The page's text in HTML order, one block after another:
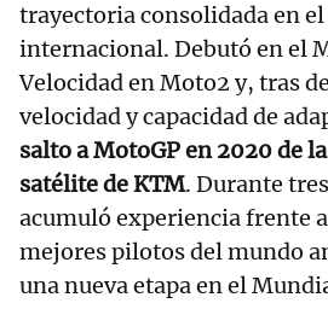
trayectoria consolidada en
internacional. Debutó en el
Velocidad en Moto2 y, tras
velocidad y capacidad de
salto a MotoGP en 2020 de
satélite de KTM. Durante
acumuló experiencia frente
mejores pilotos del mundo
una nueva etapa en el